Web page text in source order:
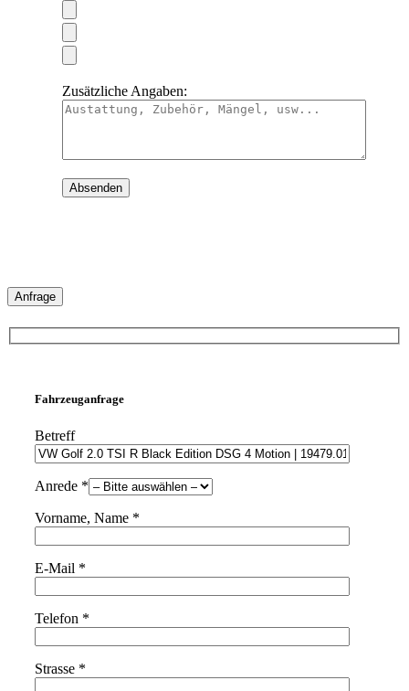
Zusätzliche Angaben:
Anfrage
Fahrzeuganfrage
Betreff
Anrede *
Vorname, Name *
E-Mail *
Telefon *
Strasse *